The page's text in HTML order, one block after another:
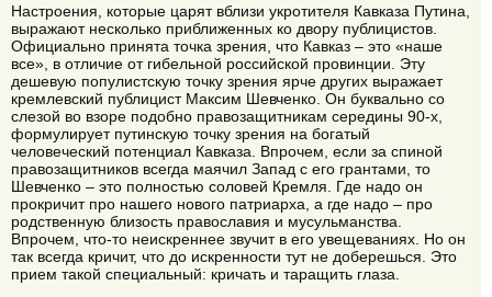
Настроения, которые царят вблизи укротителя Кавказа Путина,
выражают несколько приближенных ко двору публицистов.
Официально принята точка зрения, что Кавказ – это «наше
все», в отличие от гибельной российской провинции. Эту
дешевую популистскую точку зрения ярче других выражает
кремлевский публицист Максим Шевченко. Он буквально со
слезой во взоре подобно правозащитникам середины 90-х,
формулирует путинскую точку зрения на богатый
человеческий потенциал Кавказа. Впрочем, если за спиной
правозащитников всегда маячил Запад с его грантами, то
Шевченко – это полностью соловей Кремля. Где надо он
прокричит про нашего нового патриарха, а где надо – про
родственную близость православия и мусульманства.
Впрочем, что-то неискреннее звучит в его увещеваниях. Но он
так всегда кричит, что до искренности тут не доберешься. Это
прием такой специальный: кричать и таращить глаза.